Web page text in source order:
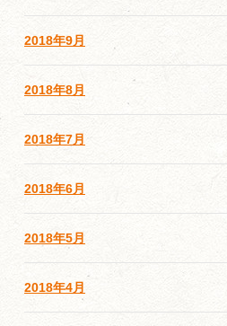
2018年9月
2018年8月
2018年7月
2018年6月
2018年5月
2018年4月